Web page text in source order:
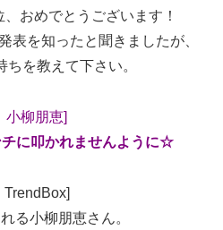
おめでとうございます！
表を知ったと聞きましたが、
ちを教えて下さい。
小柳朋恵]
に叩かれませんように☆
TrendBox]
る小柳朋恵さん。